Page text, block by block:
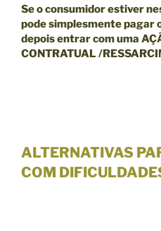
Se o consumidor estiver
pode simplesmente pagar
depois entrar com uma
CONTRATUAL /
ALTERNATIVAS
COM